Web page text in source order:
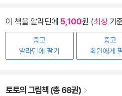
이 책을 알라딘에 5,100원 (최상기
중고
알라딘에 팔기
중고
회원에게
토토의 그림책 (총 68권)